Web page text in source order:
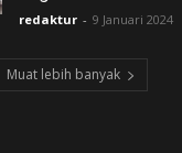
redaktur - 9 Januari 2024
Muat lebih banyak